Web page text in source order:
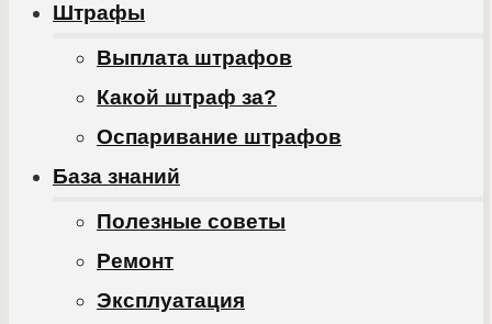
Штрафы
Выплата штрафов
Какой штраф за?
Оспаривание штрафов
База знаний
Полезные советы
Ремонт
Эксплуатация